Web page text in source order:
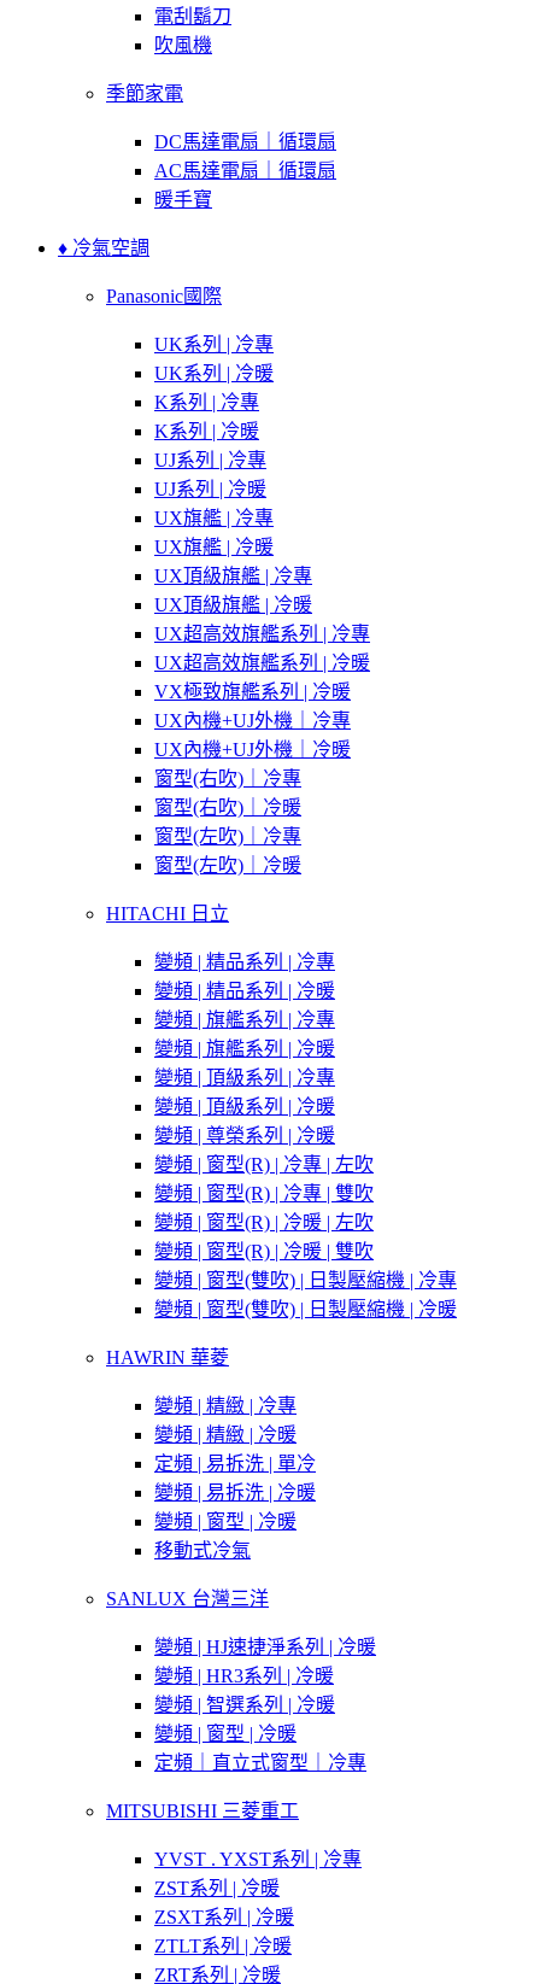
電刮鬍刀
吹風機
季節家電
DC馬達電扇｜循環扇
AC馬達電扇｜循環扇
暖手寶
♦ 冷氣空調
Panasonic國際
UK系列 | 冷專
UK系列 | 冷暖
K系列 | 冷專
K系列 | 冷暖
UJ系列 | 冷專
UJ系列 | 冷暖
UX旗艦 | 冷專
UX旗艦 | 冷暖
UX頂級旗艦 | 冷專
UX頂級旗艦 | 冷暖
UX超高效旗艦系列 | 冷專
UX超高效旗艦系列 | 冷暖
VX極致旗艦系列 | 冷暖
UX內機+UJ外機｜冷專
UX內機+UJ外機｜冷暖
窗型(右吹)｜冷專
窗型(右吹)｜冷暖
窗型(左吹)｜冷專
窗型(左吹)｜冷暖
HITACHI 日立
變頻 | 精品系列 | 冷專
變頻 | 精品系列 | 冷暖
變頻 | 旗艦系列 | 冷專
變頻 | 旗艦系列 | 冷暖
變頻 | 頂級系列 | 冷專
變頻 | 頂級系列 | 冷暖
變頻 | 尊榮系列 | 冷暖
變頻 | 窗型(R) | 冷專 | 左吹
變頻 | 窗型(R) | 冷專 | 雙吹
變頻 | 窗型(R) | 冷暖 | 左吹
變頻 | 窗型(R) | 冷暖 | 雙吹
變頻 | 窗型(雙吹) | 日製壓縮機 | 冷專
變頻 | 窗型(雙吹) | 日製壓縮機 | 冷暖
HAWRIN 華菱
變頻 | 精緻 | 冷專
變頻 | 精緻 | 冷暖
定頻 | 易拆洗 | 單冷
變頻 | 易拆洗 | 冷暖
變頻 | 窗型 | 冷暖
移動式冷氣
SANLUX 台灣三洋
變頻 | HJ速捷淨系列 | 冷暖
變頻 | HR3系列 | 冷暖
變頻 | 智選系列 | 冷暖
變頻 | 窗型 | 冷暖
定頻｜直立式窗型｜冷專
MITSUBISHI 三菱重工
YVST . YXST系列 | 冷專
ZST系列 | 冷暖
ZSXT系列 | 冷暖
ZTLT系列 | 冷暖
ZRT系列 | 冷暖